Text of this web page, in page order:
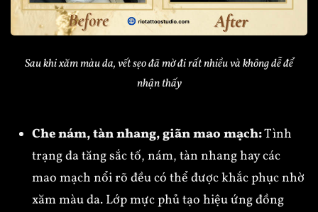
Sau khi xăm màu da, vết sẹo đã mờ đi rất nhiều và không dễ để
nhận thấy
Che nám, tàn nhang, giãn mao mạch:Tình
trạng da tăng sắc tố, nám, tàn nhang hay các
mao mạch nổi rõ đều có thể được khắc phục nhờ
xăm màu da. Lớp mực phủ tạo hiệu ứng đồng